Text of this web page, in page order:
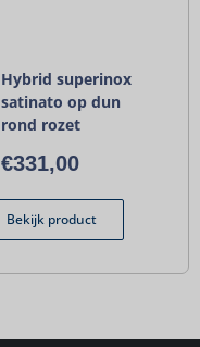
Hybrid superinox
satinato op dun
rond rozet
€331,00
Bekijk product